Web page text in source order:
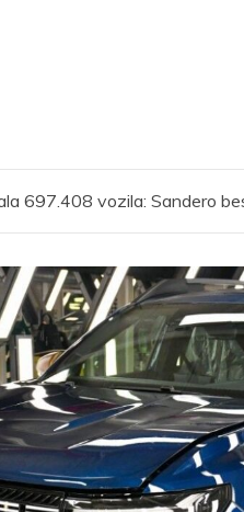
697.408 vozila: Sandero